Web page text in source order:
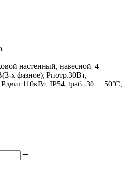
настенный, навесной, 4
х фазное), Pпотр.30Вт,
IP54, tраб.-30...+50°С,